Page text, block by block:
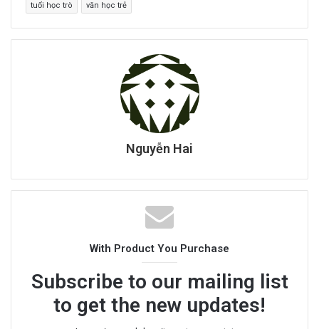
tuổi học trò văn học trẻ
Nguyễn Hai
With Product You Purchase
Subscribe to our mailing list
to get the new updates!